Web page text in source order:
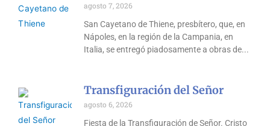
agosto 7, 2026
San Cayetano de Thiene, presbítero, que, en
Nápoles, en la región de la Campania, en
Italia, se entregó piadosamente a obras de
Transfiguración del Señor
agosto 6, 2026
Fiesta de la Transfiguración de Señor. Cristo